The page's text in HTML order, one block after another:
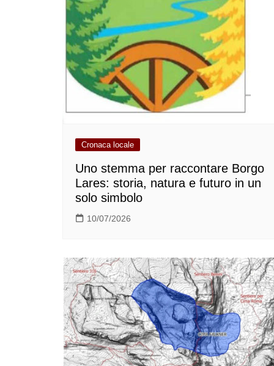
Cronaca locale
Uno stemma per raccontare Borgo
Lares: storia, natura e futuro in un
solo simbolo
10/07/2026